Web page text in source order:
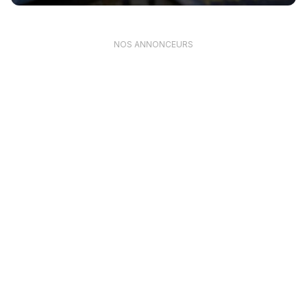
NOS ANNONCEURS